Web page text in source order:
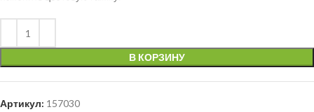
В КОРЗИНУ
Артикул: 157030